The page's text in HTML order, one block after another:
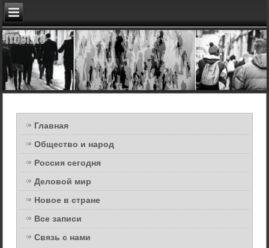
Главная
Общество и народ
Россия сегодня
Деловой мир
Новое в стране
Все записи
Связь с нами